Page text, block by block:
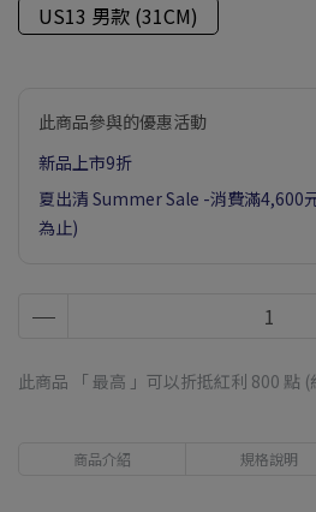
US13 男款 (31CM)
此商品參與的優惠活動
新品上市9折
夏出清 Summer Sale -消費滿4,600
為止)
此商品 「 最高 」可以折抵紅利 800 點 (
商品介紹 規格說明